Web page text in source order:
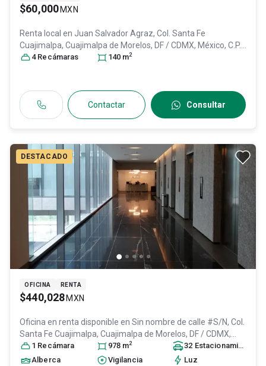
$60,000 MXN
Renta local en Juan Salvador Agraz, Col. Santa Fe
Cuajimalpa, Cuajimalpa de Morelos, DF / CDMX, México, C.P.
05348, ID:31351600
4 Recámaras 140 m2
Contactar Consultar
DESTACADO
OFICINA RENTA
$440,028 MXN
Oficina en renta disponible en Sin nombre de calle #S/N, Col.
Santa Fe Cuajimalpa, Cuajimalpa de Morelos, DF / CDMX,
México, C.P. 05348 , ID:31621264
1 Recámara 978 m2 32 Estacionamiento
Alberca
Vigilancia Luz